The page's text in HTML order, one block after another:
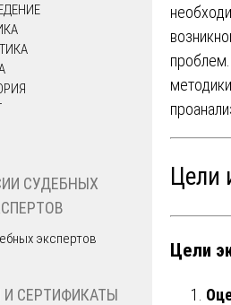
Цели
Цели
СУДЕБНЫХ
И СЕРТИФИКАТЫ